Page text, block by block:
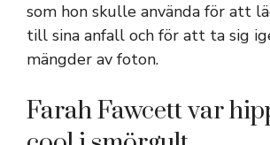
som hon skulle använda för att
till sina anfall och för att ta sig
mängder av foton.
Farah Fawcett var